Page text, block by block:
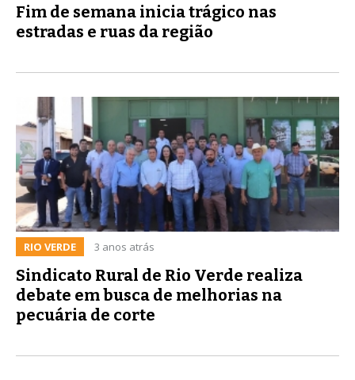
Fim de semana inicia trágico nas
estradas e ruas da região
RIO VERDE 3 anos atrás
Sindicato Rural de Rio Verde realiza
debate em busca de melhorias na
pecuária de corte